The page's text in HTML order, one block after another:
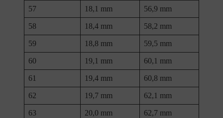
57 18,1 mm 56,9 mm
58 18,4 mm 58,2 mm
59 18,8 mm 59,5 mm
60 19,1 mm 60,1 mm
61 19,4 mm 60,8 mm
62 19,7 mm 62,1 mm
63 20,0 mm 62,7 mm